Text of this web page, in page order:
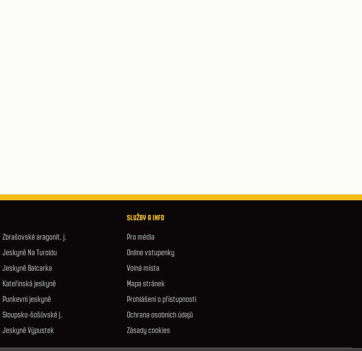
Zbrašovské aragonit. j.
Jeskyně Na Turoldu
Jeskyně Balcarka
Kateřinská jeskyně
Punkevní jeskyně
Sloupsko-šošůvské j.
Jeskyně Výpustek
SLUŽBY A INFO
Pro média
Online vstupenky
Volná místa
Mapa stránek
Prohlášení o přístupnosti
Ochrana osobních údajů
Zásady cookies